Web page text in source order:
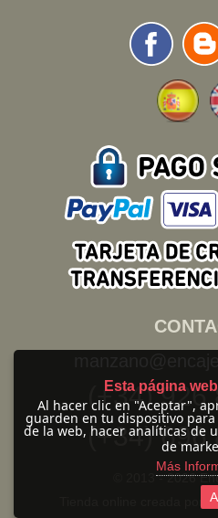
(+34) 926
(+34) 696
© 2013 -2026
Tienda online creada por
Esta página
Al hacer clic en "Aceptar",
guarden en tu dispositivo
de la web, hacer analíticas de
de
Más